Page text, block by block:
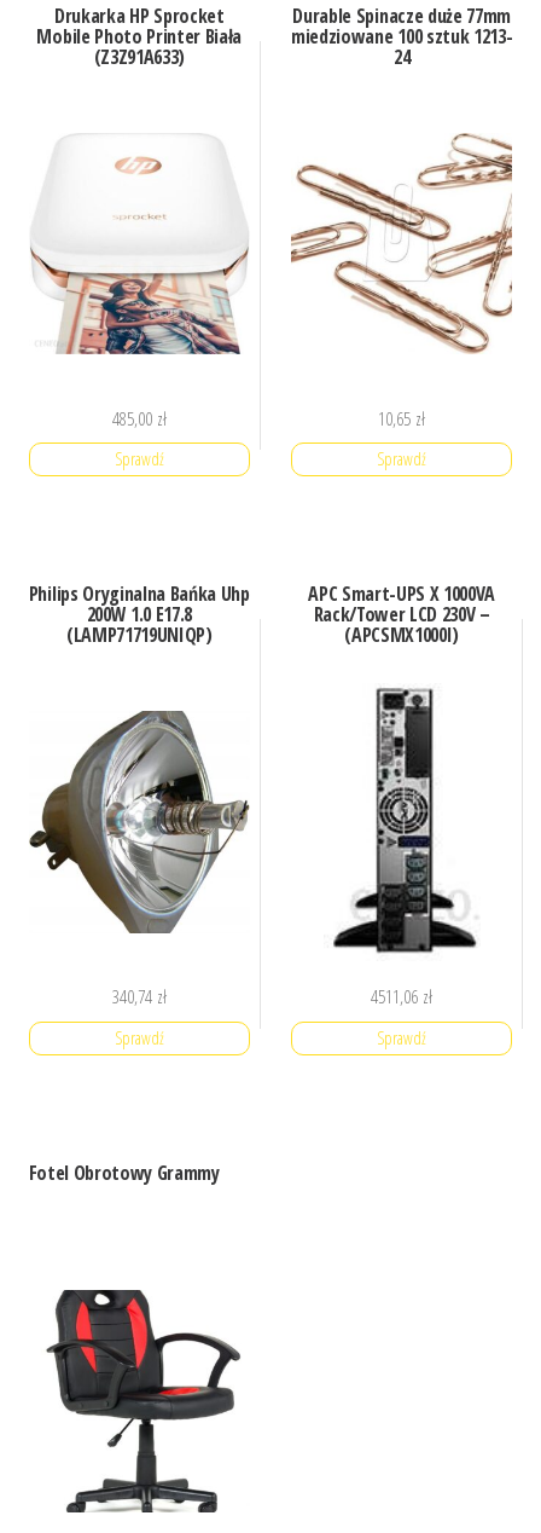
Drukarka HP Sprocket
Mobile Photo Printer Biała
(Z3Z91A633)
485,00 zł
Sprawdź
Durable Spinacze duże 77mm
miedziowane 100 sztuk 1213-
24
10,65 zł
Sprawdź
Philips Oryginalna Bańka Uhp
200W 1.0 E17.8
(LAMP71719UNIQP)
340,74 zł
Sprawdź
APC Smart-UPS X 1000VA
Rack/Tower LCD 230V –
(APCSMX1000I)
4511,06 zł
Sprawdź
Fotel Obrotowy Grammy